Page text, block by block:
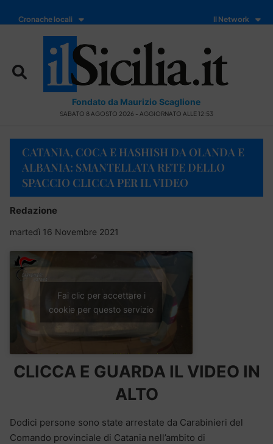
Cronache locali Il Network
Fondato da Maurizio Scaglione
SABATO 8 AGOSTO 2026 - AGGIORNATO ALLE 12:53
CATANIA, COCA E HASHISH DA OLANDA E
ALBANIA: SMANTELLATA RETE DELLO
SPACCIO CLICCA PER IL VIDEO
Redazione
martedì 16 Novembre 2021
Fai clic per accettare i
cookie per questo servizio
CLICCA E GUARDA IL VIDEO IN
ALTO
Dodici persone sono state arrestate da Carabinieri del
Comando provinciale di Catania nell’ambito di